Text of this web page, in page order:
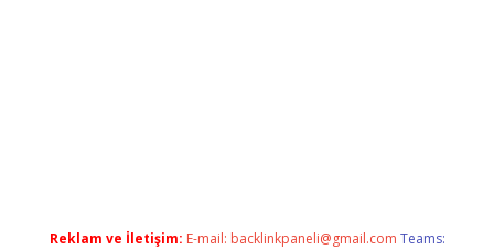
Reklam ve İletişim: E-mail: backlinkpaneli@gmail.com Teams: